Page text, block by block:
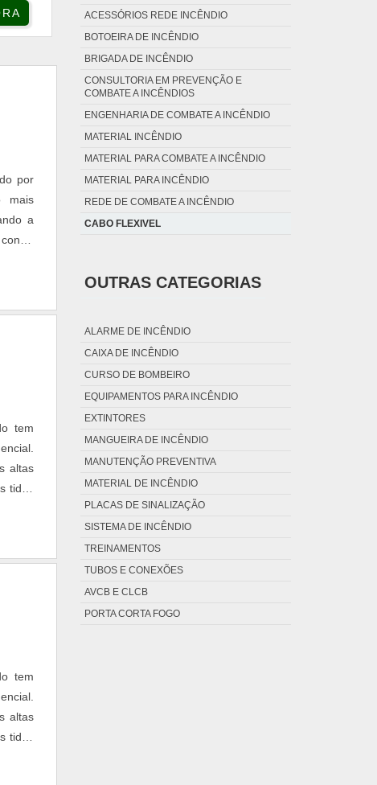
por
mais
a
tem
altas
tidos
tem
altas
tidos
ACESSÓRIOS REDE INCÊNDIO
BOTOEIRA DE INCÊNDIO
BRIGADA DE INCÊNDIO
CONSULTORIA EM PREVENÇÃO E
COMBATE A INCÊNDIOS
ENGENHARIA DE COMBATE A INCÊNDIO
MATERIAL INCÊNDIO
MATERIAL PARA COMBATE A INCÊNDIO
MATERIAL PARA INCÊNDIO
REDE DE COMBATE A INCÊNDIO
CABO FLEXIVEL
OUTRAS CATEGORIAS
ALARME DE INCÊNDIO
CAIXA DE INCÊNDIO
CURSO DE BOMBEIRO
EQUIPAMENTOS PARA INCÊNDIO
EXTINTORES
MANGUEIRA DE INCÊNDIO
MANUTENÇÃO PREVENTIVA
MATERIAL DE INCÊNDIO
PLACAS DE SINALIZAÇÃO
SISTEMA DE INCÊNDIO
TREINAMENTOS
TUBOS E CONEXÕES
AVCB E CLCB
PORTA CORTA FOGO